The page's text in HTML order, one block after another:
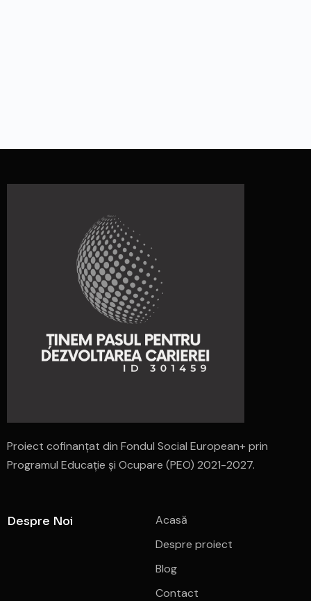
Proiect cofinanțat din Fondul Social European+ prin
Programul Educație și Ocupare (PEO) 2021-2027.
Despre Noi
Acasă
Despre proiect
Blog
Contact